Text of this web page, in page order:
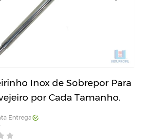
Inox de Sobrepor Para
por Cada Tamanho.
Entrega